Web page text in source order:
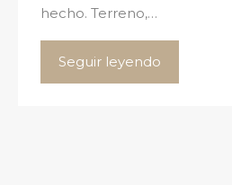
hecho. Terreno,…
Seguir leyendo